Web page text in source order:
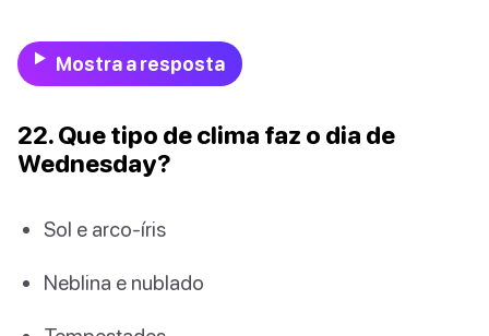
Mostra a resposta
22. Que tipo de clima faz o dia de
Wednesday?
Sol e arco-íris
Neblina e nublado